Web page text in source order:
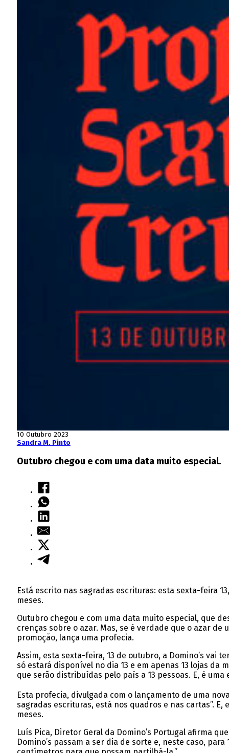
10 Outubro 2023
Sandra M. Pinto
Outubro chegou e com uma data muito especial.
Está escrito nas sagradas escrituras: esta sexta-feira
meses.
Outubro chegou e com uma data muito especial, que
crenças sobre o azar. Mas, se é verdade que o azar
promoção, lança uma profecia.
Assim, esta sexta-feira, 13 de outubro, a Domino’s vai
só estará disponível no dia 13 e em apenas 13 lojas da
que serão distribuídas pelo país a 13 pessoas. E, é
Esta profecia, divulgada com o lançamento de uma
sagradas escrituras, está nos quadros e nas cartas”.
meses.
Luís Pica, Diretor Geral da Domino’s Portugal afirma
Domino’s passam a ser dia de sorte e, neste caso,